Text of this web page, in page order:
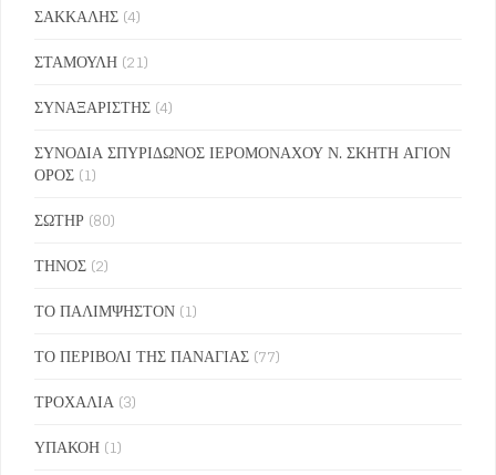
ΣΑΚΚΑΛΗΣ (4)
ΣΤΑΜΟΥΛΗ (21)
ΣΥΝΑΞΑΡΙΣΤΗΣ (4)
ΣΥΝΟΔΙΑ ΣΠΥΡΙΔΩΝΟΣ ΙΕΡΟΜΟΝΑΧΟΥ Ν. ΣΚΗΤΗ ΑΓΙΟΝ
ΟΡΟΣ (1)
ΣΩΤΗΡ (80)
ΤΗΝΟΣ (2)
ΤΟ ΠΑΛΙΜΨΗΣΤΟΝ (1)
ΤΟ ΠΕΡΙΒΟΛΙ ΤΗΣ ΠΑΝΑΓΙΑΣ (77)
ΤΡΟΧΑΛΙΑ (3)
ΥΠΑΚΟΗ (1)